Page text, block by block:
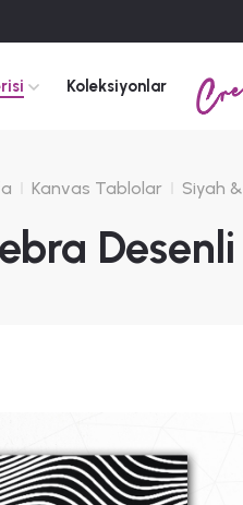
Koleksiyonlar
Kanvas Tablolar Siyah